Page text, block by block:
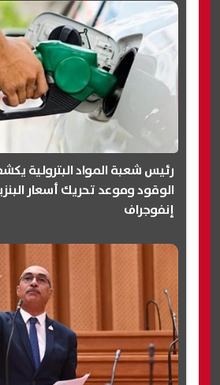
رئيس شعبة المواد البترولية
الوقود وموعد تحريك أسعار
إنفوجراف